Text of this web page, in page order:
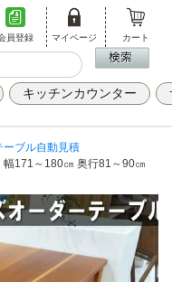
員登録 マイページ カート
キッチンカウンター
ーブル自動見積
171～180㎝ 奥行81～90㎝